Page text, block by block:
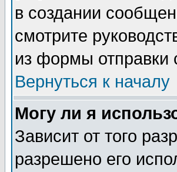
в создании
смотрите
из формы отправки
Вернуться к началу
Могу ли я
Зависит от того
разрешено его